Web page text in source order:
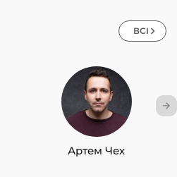
ВСІ
Артем Чех